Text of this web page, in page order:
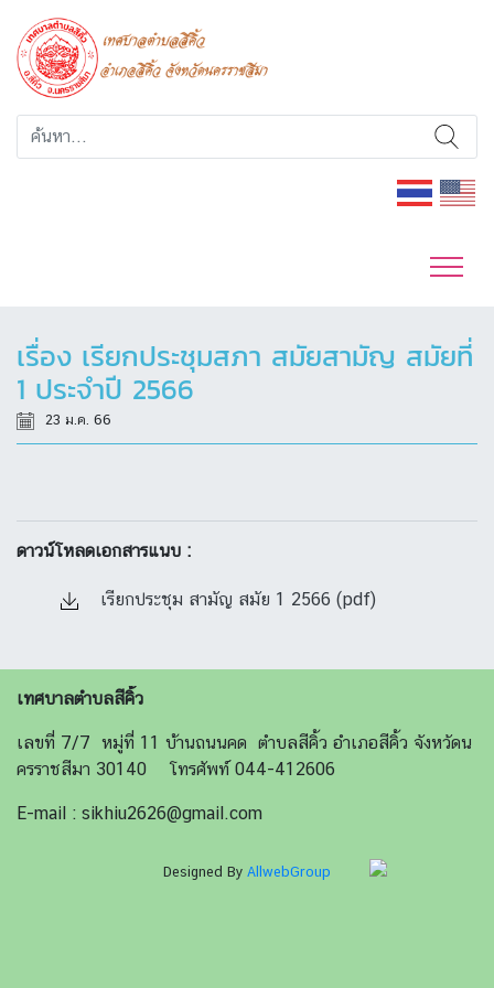
เรื่อง เรียกประชุมสภา สมัยสามัญ สมัยที่
1 ประจำปี 2566
23 ม.ค. 66
ดาวน์โหลดเอกสารแนบ :
เรียกประชุม สามัญ สมัย 1 2566 (pdf)
เทศบาลตำบลสีคิ้ว
เลขที่ 7/7 หมู่ที่ 11 บ้านถนนคด ตำบลสีคิ้ว อำเภอสีคิ้ว จังหวัดน
ครราชสีมา 30140 โทรศัพท์ 044-412606
E-mail : sikhiu2626@gmail.com
Designed By AllwebGroup